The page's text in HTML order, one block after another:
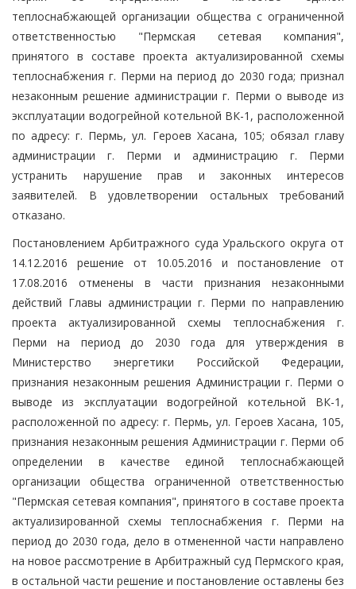
теплоснабжающей организации общества с ограниченной
ответственностью "Пермская сетевая компания",
принятого в составе проекта актуализированной схемы
теплоснабжения г. Перми на период до 2030 года; признал
незаконным решение администрации г. Перми о выводе из
эксплуатации водогрейной котельной ВК-1, расположенной
по адресу: г. Пермь, ул. Героев Хасана, 105; обязал главу
администрации г. Перми и администрацию г. Перми
устранить нарушение прав и законных интересов
заявителей. В удовлетворении остальных требований
отказано.
Постановлением Арбитражного суда Уральского округа от
14.12.2016 решение от 10.05.2016 и постановление от
17.08.2016 отменены в части признания незаконными
действий Главы администрации г. Перми по направлению
проекта актуализированной схемы теплоснабжения г.
Перми на период до 2030 года для утверждения в
Министерство энергетики Российской Федерации,
признания незаконным решения Администрации г. Перми о
выводе из эксплуатации водогрейной котельной ВК-1,
расположенной по адресу: г. Пермь, ул. Героев Хасана, 105,
признания незаконным решения Администрации г. Перми об
определении в качестве единой теплоснабжающей
организации общества ограниченной ответственностью
"Пермская сетевая компания", принятого в составе проекта
актуализированной схемы теплоснабжения г. Перми на
период до 2030 года, дело в отмененной части направлено
на новое рассмотрение в Арбитражный суд Пермского края,
в остальной части решение и постановление оставлены без